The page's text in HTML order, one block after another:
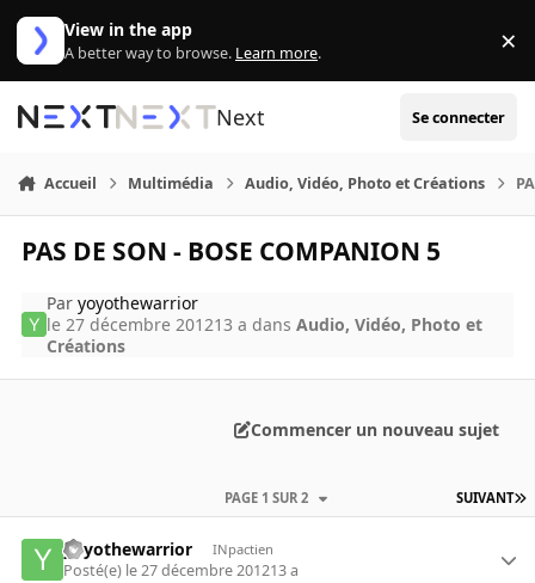
Aller au contenu
View in the app
A better way to browse. Learn more. ×
Next Se connecter
Accueil Multimédia Audio, Vidéo, Photo et Créations
PAS DE SON - BOSE COMPANION 5
Paryoyothewarrior
le 27 décembre 201213 a dansAudio, Vidéo, Photo et
Créations
Commencer un nouveau sujet
SUIVANT
PAGE 1 SUR 2
yoyothewarrior INpactien
Posté(e) le 27 décembre 201213 a